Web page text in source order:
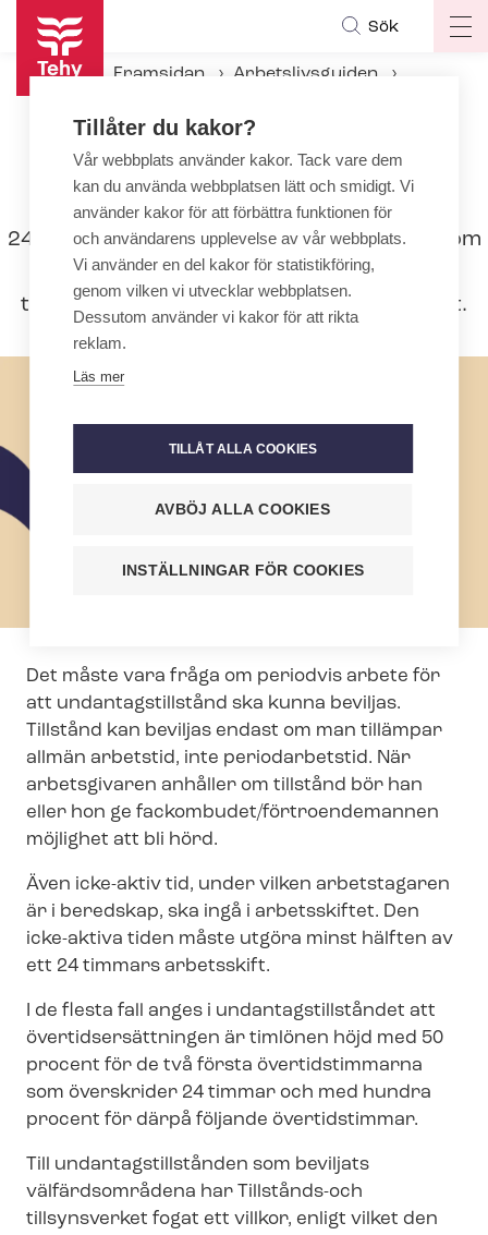
Hoppa
huvudinnehåll
Sök
Framsidan
Arbetslivsguiden
24 timmars arbetsskift
24 timmars arbetsskift
24 timmars arbetsskift används oftast inom
akutvården. Sådana arbetsskift kräver
tillstånd från Tillstånds-och tillsynsverket.
Det måste vara fråga om periodvis arbete för
att un­dan­tags­till­stånd ska kunna beviljas.
Tillstånd kan beviljas endast om man tillämpar
allmän arbetstid, inte periodarbetstid. När
arbetsgivaren anhåller om tillstånd bör han
eller hon ge fackombudet/förtroendemannen
möjlighet att bli hörd.
Även icke-aktiv tid, under vilken arbetstagaren
är i beredskap, ska ingå i arbetsskiftet. Den
icke-aktiva tiden måste utgöra minst hälften av
ett 24 timmars arbetsskift.
I de flesta fall anges i un­dan­tags­till­stån­det att
över­tids­er­sätt­ning­en är timlönen höjd med 50
procent för de två första övertidstimmarna
som överskrider 24 timmar och med hundra
procent för därpå följande övertidstimmar.
Till un­dan­tags­till­stån­den som beviljats
välfärdsområdena har Tillstånds-och
tillsynsverket fogat ett villkor, enligt vilket den
Tillåter du kakor?
Vår webbplats använder kakor. Tack vare dem
kan du använda webbplatsen lätt och smidigt. Vi
använder kakor för att förbättra funktionen för
och användarens upplevelse av vår webbplats.
Vi använder en del kakor för statistikföring,
genom vilken vi utvecklar webbplatsen.
Dessutom använder vi kakor för att rikta
reklam.
Läs mer
TILLÅT ALLA COOKIES
AVBÖJ ALLA COOKIES
INSTÄLLNINGAR FÖR COOKIES